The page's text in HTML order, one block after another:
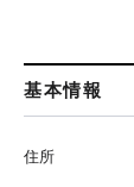
基本情報
住所